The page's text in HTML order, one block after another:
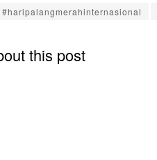
#haripalangmerahinternasional
this post